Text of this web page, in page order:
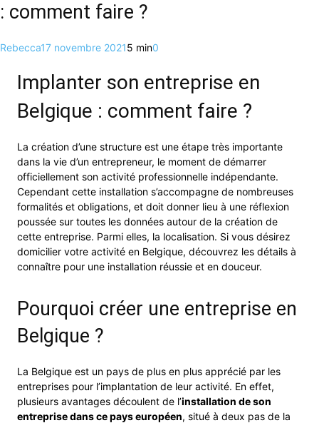
: comment faire ?
Rebecca17 novembre 20215 min0
Implanter son entreprise en
Belgique : comment faire ?
La création d’une structure est une étape très importante
dans la vie d’un entrepreneur, le moment de démarrer
officiellement son activité professionnelle indépendante.
Cependant cette installation s’accompagne de nombreuses
formalités et obligations, et doit donner lieu à une réflexion
poussée sur toutes les données autour de la création de
cette entreprise. Parmi elles, la localisation. Si vous désirez
domicilier votre activité en Belgique, découvrez les détails à
connaître pour une installation réussie et en douceur.
Pourquoi créer une entreprise en
Belgique ?
La Belgique est un pays de plus en plus apprécié par les
entreprises pour l’implantation de leur activité. En effet,
plusieurs avantages découlent de l’installation de son
entreprise dans ce pays européen, situé à deux pas de la